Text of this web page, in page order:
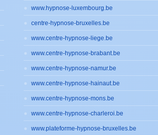
www.hypnose-luxembourg.be
centre-hypnose-bruxelles.be
www.centre-hypnose-liege.be
www.centre-hypnose-brabant.be
www.centre-hypnose-namur.be
www.centre-hypnose-hainaut.be
www.centre-hypnose-mons.be
www.centre-hypnose-charleroi.be
www.plateforme-hypnose-bruxelles.be